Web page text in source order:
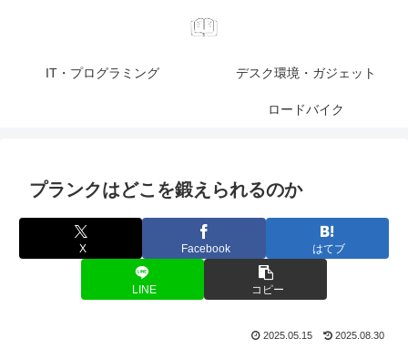
IT・プログラミング デスク環境・ガジェット
ロードバイク
プランクはどこを鍛えられるのか
X Facebook はてブ
LINE コピー
2025.05.15 2025.08.30